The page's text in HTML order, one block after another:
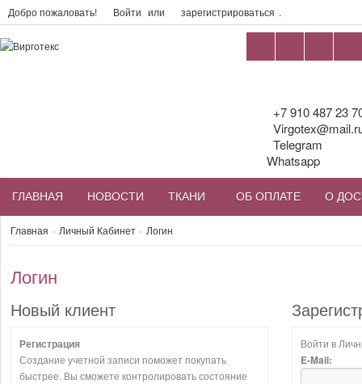
Добро пожаловать! Войти или зарегистрироваться .
+7 910 487 23
Telegram
Whatsapp
ГЛАВНАЯ НОВОСТИ ТКАНИ ОБ ОПЛАТЕ О
Главная » Личный Кабинет » Логин
Логин
Новый клиент
Регистрация
Создание учетной записи поможет покупать
быстрее. Вы сможете контролировать состояние
Войти в
E-Mail: